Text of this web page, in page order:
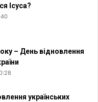
Ісуса?
– День відновлення
українських